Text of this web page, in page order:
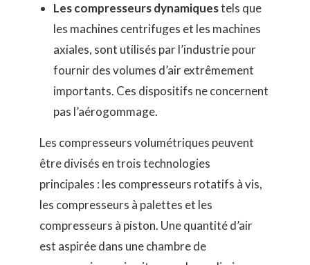
Les compresseurs dynamiquestels que
les machines centrifuges et les machines
axiales, sont utilisés par l’industrie pour
fournir des volumes d’air extrêmement
importants. Ces dispositifs ne concernent
pas l’aérogommage.
Les compresseurs volumétriques peuvent
être divisés en trois technologies
principales : les compresseurs rotatifs à vis,
les compresseurs à palettes et les
compresseurs à piston. Une quantité d’air
est aspirée dans une chambre de